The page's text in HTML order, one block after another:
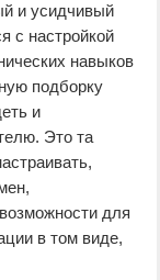
и усидчивый
с настройкой
навыков
подборку
и
Это та
для
в том виде,